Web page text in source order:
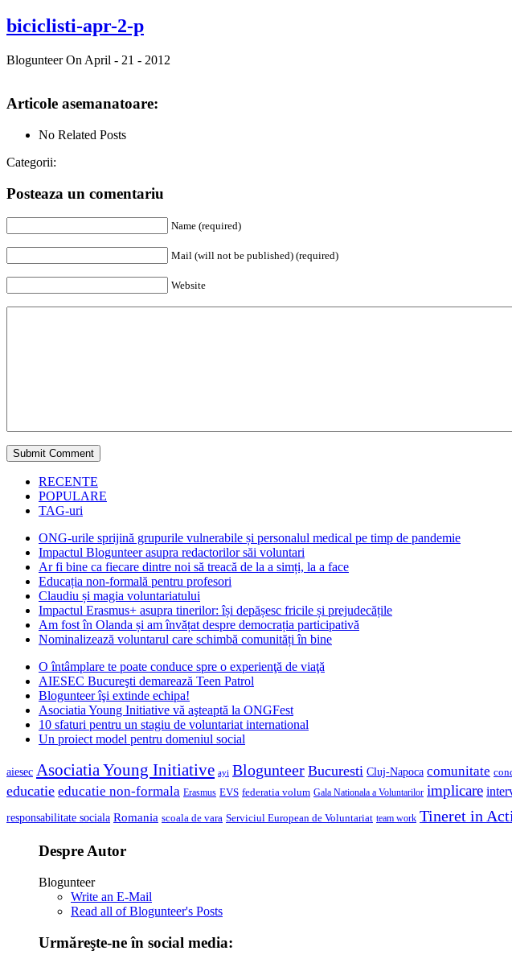
biciclisti-apr-2-p
Blogunteer On April - 21 - 2012
Articole asemanatoare:
No Related Posts
Categorii:
Posteaza un comentariu
Name (required)
Mail (will not be published) (required)
Website
RECENTE
POPULARE
TAG-uri
ONG-urile sprijină grupurile vulnerabile și personalul medical pe timp de pandemie
Impactul Blogunteer asupra redactorilor săi voluntari
Ar fi bine ca fiecare dintre noi să treacă de la a simți, la a face
Educația non-formală pentru profesori
Claudiu și magia voluntariatului
Impactul Erasmus+ asupra tinerilor: își depășesc fricile și prejudecățile
Am fost în Olanda și am învățat despre democrația participativă
Nominalizează voluntarul care schimbă comunități în bine
O întâmplare te poate conduce spre o experienţă de viaţă
AIESEC Bucureşti demarează Teen Patrol
Blogunteer îşi extinde echipa!
Asociatia Young Initiative vă aşteaptă la ONGFest
10 sfaturi pentru un stagiu de voluntariat international
Un proiect model pentru domeniul social
aiesec Asociatia Young Initiative ayi Blogunteer Bucuresti Cluj-Napoca comunitate
educatie educatie non-formala Erasmus EVS federatia volum Gala Nationala a Voluntarilor implicare
responsabilitate sociala Romania scoala de vara Serviciul European de Voluntariat team work Tineret in
Despre Autor
Blogunteer
Write an E-Mail
Read all of Blogunteer's Posts
Urmăreşte-ne în social media: